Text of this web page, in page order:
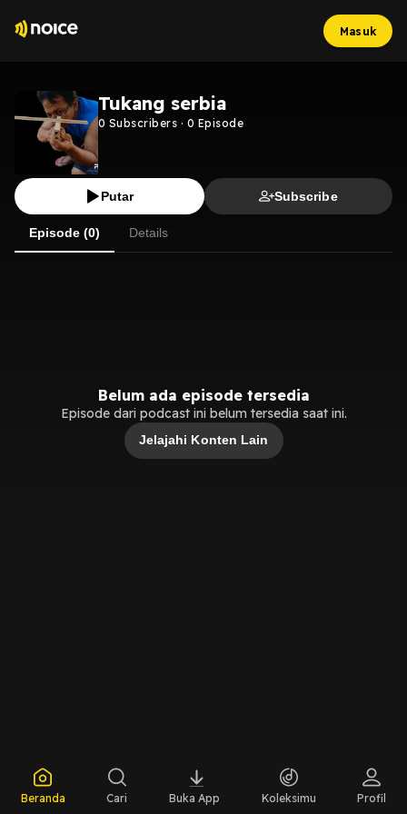
Masuk
Tukang serbia
0 Subscribers · 0 Episode
Putar Subscribe
Episode (0) Details
Belum ada episode tersedia
Episode dari podcast ini belum tersedia saat ini.
Jelajahi Konten Lain
Beranda Cari Buka App Koleksimu Profil